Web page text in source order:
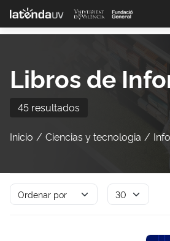
Saltar al contenido principal
Libros de
45 resultados
Inicio Ciencias y tecnologia